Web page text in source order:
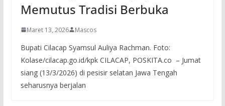
Memutus Tradisi Berbuka
Maret 13, 2026 Mascos
Bupati Cilacap Syamsul Auliya Rachman. Foto:
Kolase/cilacap.go.id/kpk CILACAP, POSKITA.co – Jumat
siang (13/3/2026) di pesisir selatan Jawa Tengah
seharusnya berjalan